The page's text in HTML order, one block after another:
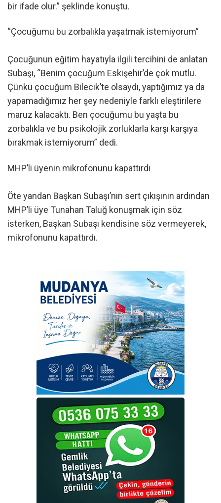
bir ifade olur.” şeklinde konuştu.
“Çocuğumu bu zorbalıkla yaşatmak istemiyorum”
Çocuğunun eğitim hayatıyla ilgili tercihini de anlatan
Subaşı, “Benim çocuğum Eskişehir’de çok mutlu.
Çünkü çocuğum Bilecik’te olsaydı, yaptığımız ya da
yapamadığımız her şey nedeniyle farklı eleştirilere
maruz kalacaktı. Ben çocuğumu bu yaşta bu
zorbalıkla ve bu psikolojik zorluklarla karşı karşıya
bırakmak istemiyorum” dedi.
MHP’li üyenin mikrofonunu kapattırdı
Öte yandan Başkan Subaşı’nın sert çıkışının ardından
MHP’li üye Tunahan Taluğ konuşmak için söz
isterken, Başkan Subaşı kendisine söz vermeyerek,
mikrofonunu kapattırdı.